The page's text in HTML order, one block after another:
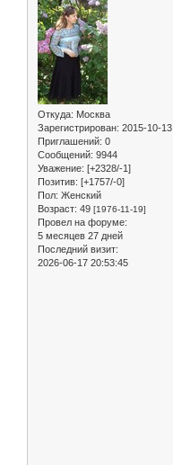
Откуда: Москва
Зарегистрирован: 2015-10-13
Приглашений: 0
Сообщений: 9944
Уважение: [+2328/-1]
Позитив: [+1757/-0]
Пол: Женский
Возраст: 49 [1976-11-19]
Провел на форуме:
5 месяцев 27 дней
Последний визит:
2026-06-17 20:53:45